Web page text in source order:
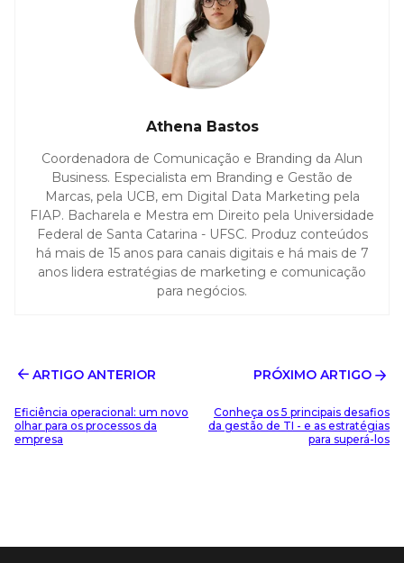
Athena Bastos
Coordenadora de Comunicação e Branding da Alun
Business. Especialista em Branding e Gestão de
Marcas, pela UCB, em Digital Data Marketing pela
FIAP. Bacharela e Mestra em Direito pela Universidade
Federal de Santa Catarina - UFSC. Produz conteúdos
há mais de 15 anos para canais digitais e há mais de 7
anos lidera estratégias de marketing e comunicação
para negócios.
ARTIGO ANTERIOR
Eficiência operacional: um novo
olhar para os processos da
empresa
PRÓXIMO ARTIGO
Conheça os 5 principais desafios
da gestão de TI - e as estratégias
para superá-los